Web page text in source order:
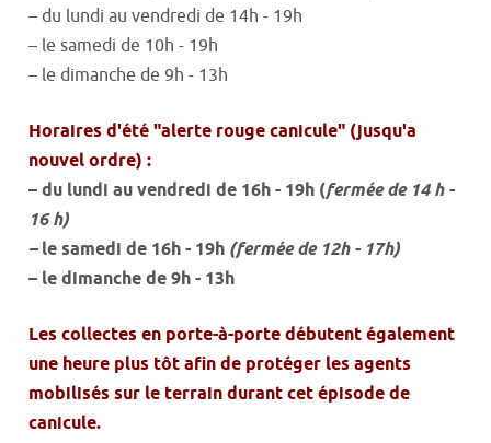
– du lundi au vendredi de 14h - 19h
– le samedi de 10h - 19h
– le dimanche de 9h - 13h
Horaires d'été "alerte rouge canicule" (jusqu'a
nouvel ordre) :
– du lundi au vendredi de 16h - 19h (fermée de 14 h -
16 h)
–le samedi de 16h - 19h (fermée de 12h - 17h)
– le dimanche de 9h - 13h
Les collectes en porte-à-porte débutent également
une heure plus tôt afin de protéger les agents
mobilisés sur le terrain durant cet épisode de
canicule.